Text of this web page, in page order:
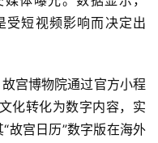
短视频影响而决定出
宫博物院通过官方小程
化转化为数字内容，实
故宫日历”数字版在海外